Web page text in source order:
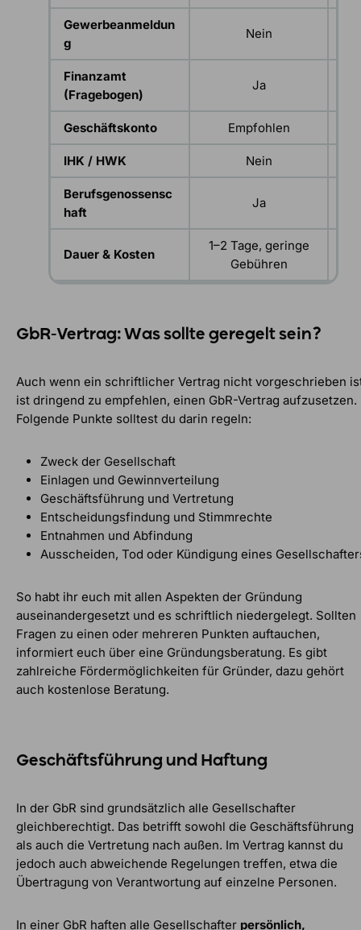
Gewerbeanmeldun
g
Nein
Finanzamt
(Fragebogen)
Ja
Geschäftskonto Empfohlen
IHK / HWK Nein
Berufsgenossensc
haft
Ja
Dauer & Kosten
1–2 Tage, geringe
Gebühren
GbR-Vertrag: Was sollte geregelt sein?
Auch wenn ein schriftlicher Vertrag nicht vorgeschrieben
ist dringend zu empfehlen, einen GbR-Vertrag aufzusetzen.
Folgende Punkte solltest du darin regeln:
Zweck der Gesellschaft
Einlagen und Gewinnverteilung
Geschäftsführung und Vertretung
Entscheidungsfindung und Stimmrechte
Entnahmen und Abfindung
Ausscheiden, Tod oder Kündigung eines
So habt ihr euch mit allen Aspekten der Gründung
auseinandergesetzt und es schriftlich niedergelegt. Sollten
Fragen zu einen oder mehreren Punkten auftauchen,
informiert euch über eine Gründungsberatung. Es gibt
zahlreiche Fördermöglichkeiten für Gründer, dazu gehört
auch kostenlose Beratung.
Geschäftsführung und Haftung
In der GbR sind grundsätzlich alle Gesellschafter
gleichberechtigt. Das betrifft sowohl die Geschäftsführung
als auch die Vertretung nach außen. Im Vertrag kannst du
jedoch auch abweichende Regelungen treffen, etwa die
Übertragung von Verantwortung auf einzelne Personen.
In einer GbR haften alle Gesellschafter persönlich,